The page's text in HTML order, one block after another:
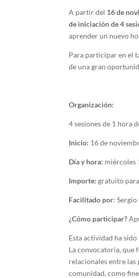
A partir del 16 de
de iniciación de 4
aprender un nuevo
Para participar en el
de una gran
Organización:
4 sesiones de 1 hora
Inicio: 16 de
Día y hora: miércoles
Importe: gratuito
Facilitado por:
¿Cómo participar?
Esta actividad ha
La convocatoria, que
relacionales entre
comunidad, como